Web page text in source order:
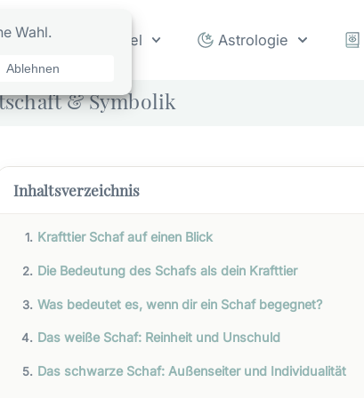
Orakel Astrologie
& Symbolik
Inhaltsverzeichnis
Krafttier Schaf auf einen Blick
Die Bedeutung des Schafs als dein Krafttier
Was bedeutet es, wenn dir ein Schaf begegnet?
Das weiße Schaf: Reinheit und Unschuld
Das schwarze Schaf: Außenseiter und Individualität